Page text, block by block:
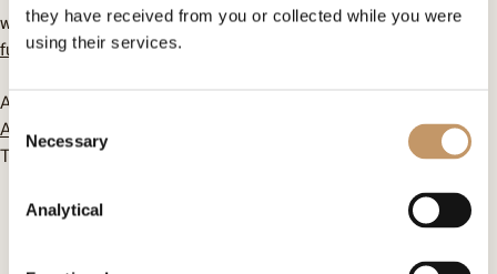
they have received from you or collected while you were
using their services.
Selection
Necessary
Analytical
więcej informacji:https://omenaafoundation.com/projekty-
fundacji/zostan-kim-chcesz/
Agnieszka Kołogrecka
Agnieszka@poprostupr.pl
Tel. 601 40 70 33